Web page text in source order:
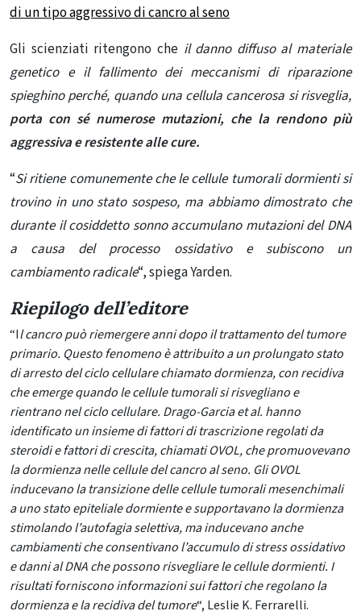
di un tipo aggressivo di cancro al seno
Gli scienziati ritengono che il danno diffuso al materiale
genetico e il fallimento dei meccanismi di riparazione
spieghino perché, quando una cellula cancerosa si risveglia,
porta con sé numerose mutazioni, che la rendono più
aggressiva e resistente alle cure.
“Si ritiene comunemente che le cellule tumorali dormienti si
trovino in uno stato sospeso, ma abbiamo dimostrato che
durante il cosiddetto sonno accumulano mutazioni del DNA
a causa del processo ossidativo e subiscono un
cambiamento radicale“, spiega Yarden.
Riepilogo dell’editore
“Il cancro può riemergere anni dopo il trattamento del tumore
primario. Questo fenomeno è attribuito a un prolungato stato
di arresto del ciclo cellulare chiamato dormienza, con recidiva
che emerge quando le cellule tumorali si risvegliano e
rientrano nel ciclo cellulare. Drago-Garciaet al. hanno
identificato un insieme di fattori di trascrizione regolati da
steroidi e fattori di crescita, chiamati OVOL, che promuovevano
la dormienza nelle cellule del cancro al seno. Gli OVOL
inducevano la transizione delle cellule tumorali mesenchimali
a uno stato epiteliale dormiente e supportavano la dormienza
stimolando l’autofagia selettiva, ma inducevano anche
cambiamenti che consentivano l’accumulo di stress ossidativo
e danni al DNA che possono risvegliare le cellule dormienti. I
risultati forniscono informazioni sui fattori che regolano la
dormienza e la recidiva del tumore“, Leslie K. Ferrarelli.